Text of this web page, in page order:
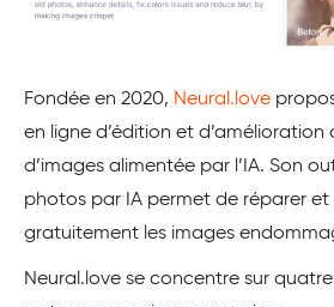
Fondée en 2020, Neural.love
en ligne d’édition et d’amélioration
d’images alimentée par l’IA. Son
photos par IA permet de réparer et
gratuitement les images
Neural.love se concentre sur